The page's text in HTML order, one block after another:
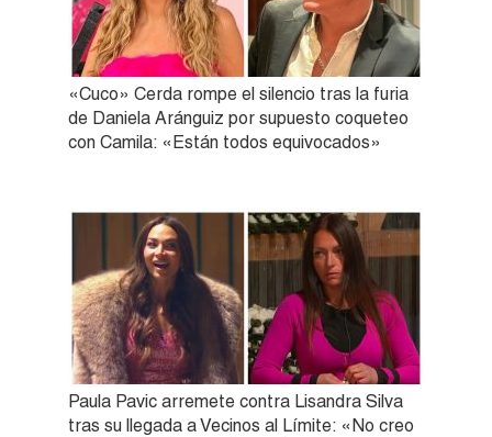
«Cuco» Cerda rompe el silencio tras la furia
de Daniela Aránguiz por supuesto coqueteo
con Camila: «Están todos equivocados»
Paula Pavic arremete contra Lisandra Silva
tras su llegada a Vecinos al Límite: «No creo